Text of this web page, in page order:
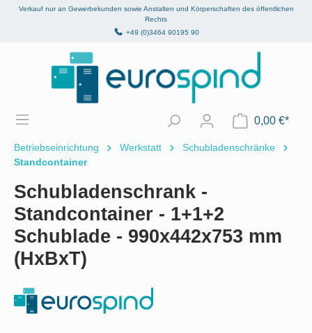
springen
Verkauf nur an Gewerbekunden sowie Anstalten und Körperschaften des öffentlichen
Rechts
+49 (0)3464 90195 90
0,00 €*
Betriebseinrichtung Werkstatt
Schubladenschränke
Standcontainer
Schubladenschrank -
Standcontainer - 1+1+2
Schublade - 990x442x753 mm
(HxBxT)